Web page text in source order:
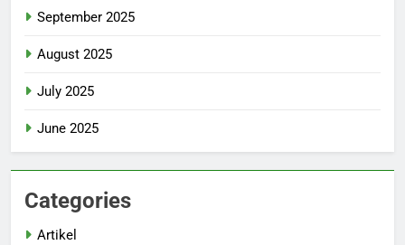
September 2025
August 2025
July 2025
June 2025
Categories
Artikel